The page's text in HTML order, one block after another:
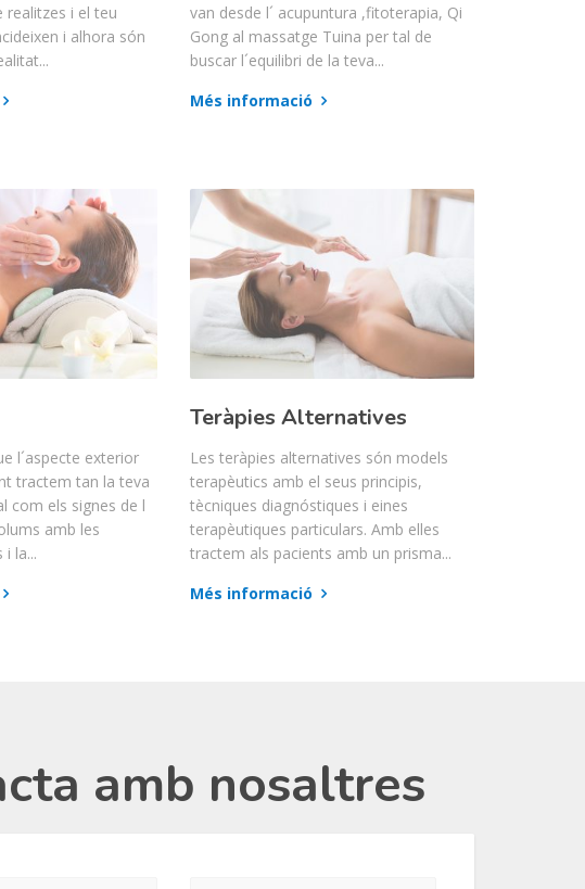
realitzes i el teu
i alhora són
van desde l´ acupuntura ,fitoterapia, Qi
Gong al massatge Tuina per tal de
buscar l´equilibri de la teva...
Més informació
l´aspecte exterior
tractem tan la teva
com els signes de l
amb les
la...
Teràpies Alternatives
Les teràpies alternatives són models
terapèutics amb el seus principis,
tècniques diagnóstiques i eines
terapèutiques particulars. Amb elles
tractem als pacients amb un prisma...
Més informació
amb nosaltres